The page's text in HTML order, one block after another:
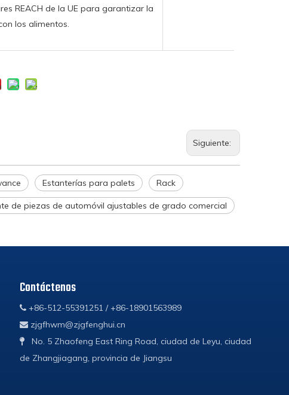
REACH de la UE para garantizar la
los alimentos.
Siguiente:
Estanterías para palets Rack
de piezas de automóvil ajustables de grado comercial
Contáctenos
+86-512-55391251 / +86-18901563989
 zjgfhwm@zjgfenghui.cn

No. 5 Zhaofeng East Ring Road, ciudad de Leyu, ciudad
de Zhangjiagang, provincia de Jiangsu